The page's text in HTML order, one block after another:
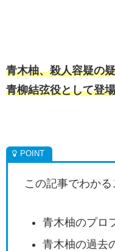
青木柚、殺人容疑の
青柳結弦役として登場
この記事でわかる
青木柚のプロ
青木柚の過去